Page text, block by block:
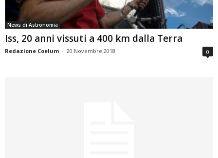
News di Astronomia
Iss, 20 anni vissuti a 400 km dalla Terra
Redazione Coelum - 20 Novembre 2018 0